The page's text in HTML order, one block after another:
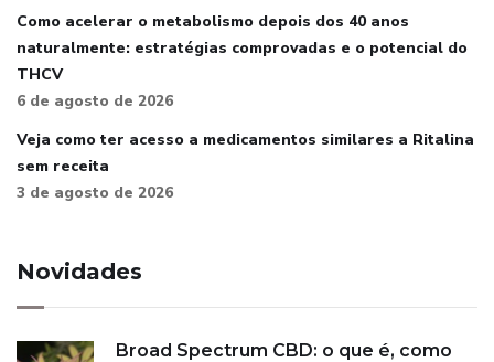
Como acelerar o metabolismo depois dos 40 anos
naturalmente: estratégias comprovadas e o potencial do
THCV
6 de agosto de 2026
Veja como ter acesso a medicamentos similares a Ritalina
sem receita
3 de agosto de 2026
Novidades
Broad Spectrum CBD: o que é, como